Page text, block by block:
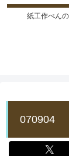
紙工作ぺん
070904